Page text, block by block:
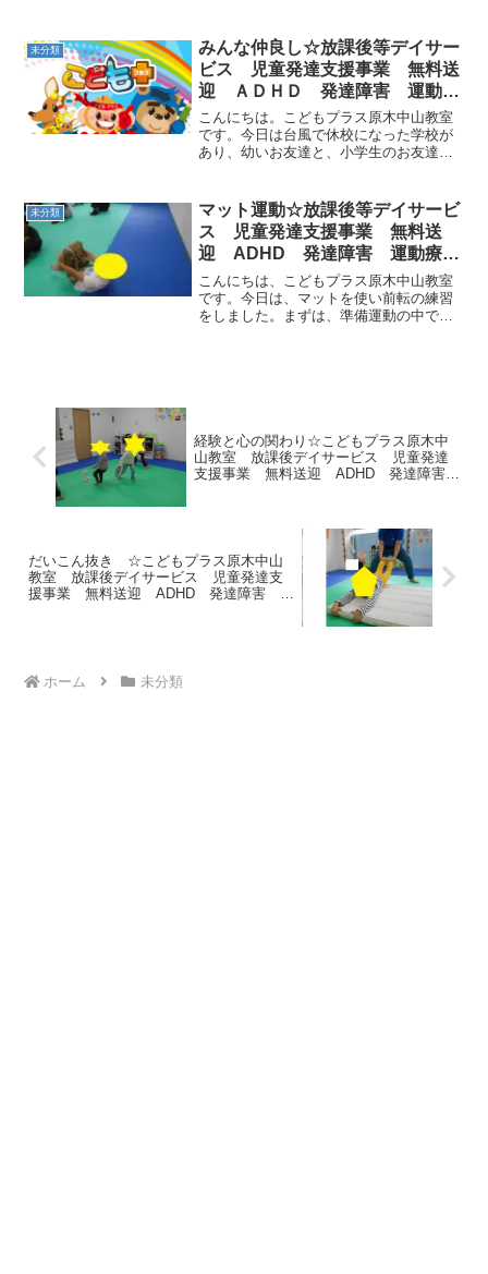
しまっていて、ビリビリ破れているとこ
ろや、穴が空い...
未分類
みんな仲良し☆放課後等デイサー
ビス 児童発達支援事業 無料送
迎 ＡＤＨＤ 発達障害 運動療
育 市川市 船橋市☆
こんにちは。こどもプラス原木中山教室
です。今日は台風で休校になった学校が
あり、幼いお友達と、小学生のお友達が
しい気遣い、色々なコミュニケーション
が見られました。お子さん...
未分類
マット運動☆放課後等デイサービ
ス 児童発達支援事業 無料送
迎 ADHD 発達障害 運動療
育 市川市 船橋市
こんにちは、こどもプラス原木中山教室
です。今日は、マットを使い前転の練習
をしました。まずは、準備運動の中で身
経験と心の関わり☆こどもプラス原木中
山教室 放課後デイサービス 児童発達
支援事業 無料送迎 ADHD 発達障害
だいこん抜き ☆こどもプラス原木中山
教室 放課後デイサービス 児童発達支
援事業 無料送迎 ADHD 発達障害 運
ホーム 未分類